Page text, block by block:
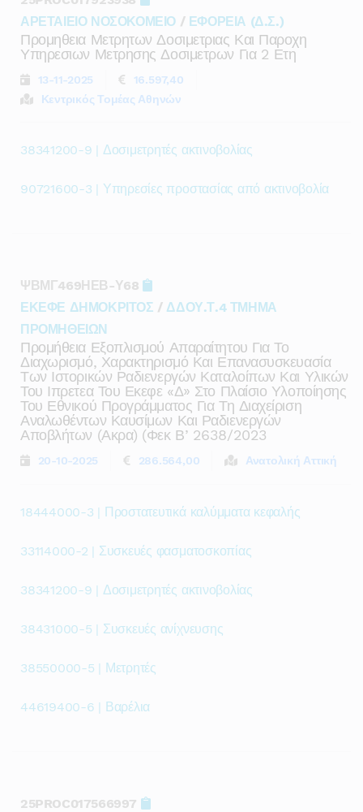
ΑΡΕΤΑΙΕΙΟ ΝΟΣΟΚΟΜΕΙΟ / ΕΦΟΡΕΙΑ (Δ.Σ.)
Προμηθεια Μετρητων Δοσιμετριας Και Παροχη
Υπηρεσιων Μετρησης Δοσιμετρων Για 2 Ετη
13-11-2025
16.597,40
Κεντρικός Τομέας Αθηνών
38341200-9 | Δοσιμετρητές ακτινοβολίας
90721600-3 | Υπηρεσίες προστασίας από ακτινοβολία
ΨΒΜΓ469ΗΕΒ-Υ68
ΕΚΕΦΕ ΔΗΜΟΚΡΙΤΟΣ / ΔΔΟΥ.Τ.4 ΤΜΗΜΑ
ΠΡΟΜΗΘΕΙΩΝ
Προμήθεια Εξοπλισμού Απαραίτητου Για Το
Διαχωρισμό, Χαρακτηρισμό Και Επανασυσκευασία
Των Ιστορικών Ραδιενεργών Καταλοίπων Και Υλικών
Του Ιπρετεα Του Εκεφε «δ» Στο Πλαίσιο Υλοποίησης
Του Εθνικού Προγράμματος Για Τη Διαχείριση
Αναλωθέντων Καυσίμων Και Ραδιενεργών
Αποβλήτων (ακρα) (φεκ Β’ 2638/2023
20-10-2025 286.564,00 Ανατολική Αττική
18444000-3 | Προστατευτικά καλύμματα κεφαλής
33114000-2 | Συσκευές φασματοσκοπίας
38341200-9 | Δοσιμετρητές ακτινοβολίας
38431000-5 | Συσκευές ανίχνευσης
38550000-5 | Μετρητές
44619400-6 | Βαρέλια
25PROC017566997